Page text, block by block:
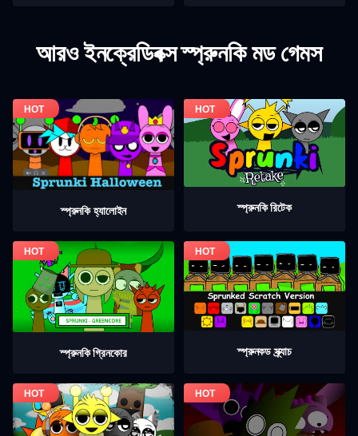
আরও ইনক্রেডিবক্স স্প্রুনকি মড গেমস
স্প্রুনকি হ্যালোইন স্প্রুনকি রিটেক
স্প্রুনকি গ্রিনকোর স্প্রুনকড স্ক্র্যাচ